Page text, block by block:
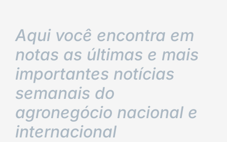
Aqui você encontra em
notas as últimas e mais
importantes notícias
semanais do
agronegócio nacional e
internacional